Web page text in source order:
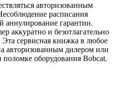
авторизованным
расписания
аннулирование гарантии.
аккуратно и безотлагательно
сервисная книжка в любое
авторизованным дилером или
оборудования Bobcat.